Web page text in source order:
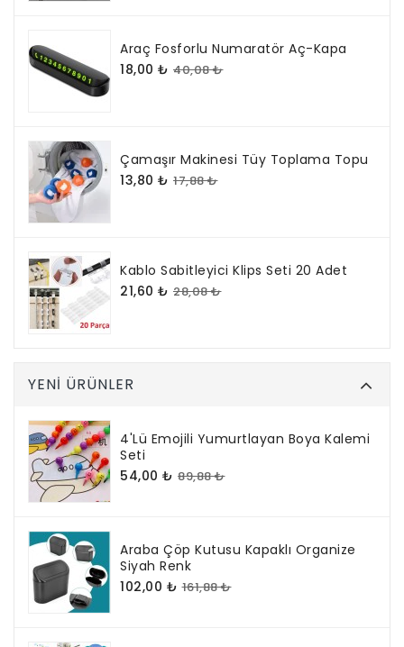
Araç Fosforlu Numaratör Aç-Kapa
18,00 ₺ 40,08 ₺
Çamaşır Makinesi Tüy Toplama Topu
13,80 ₺ 17,88 ₺
Kablo Sabitleyici Klips Seti 20 Adet
21,60 ₺ 28,08 ₺
YENI ÜRÜNLER
4'lü Emojili Yumurtlayan Boya Kalemi
Seti
54,00 ₺ 89,88 ₺
Araba Çöp Kutusu Kapaklı Organize
Siyah Renk
102,00 ₺ 161,88 ₺